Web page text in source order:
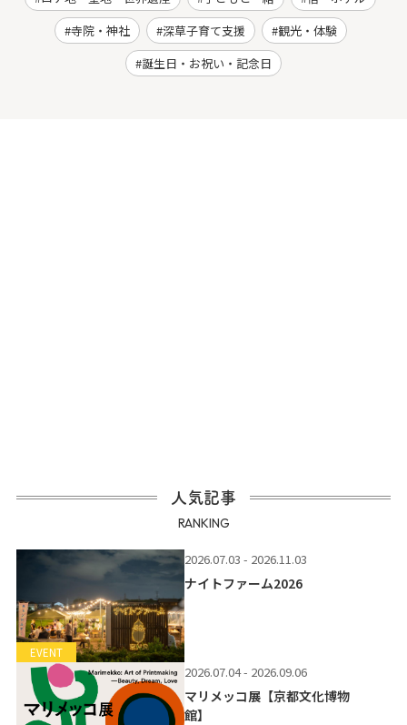
寺院・神社
深草子育て支援
観光・体験
誕生日・お祝い・記念日
人気記事
RANKING
EVENT
2026.07.03 - 2026.11.03
ナイトファーム2026
2026.07.04 - 2026.09.06
マリメッコ展【京都文化博物
館】